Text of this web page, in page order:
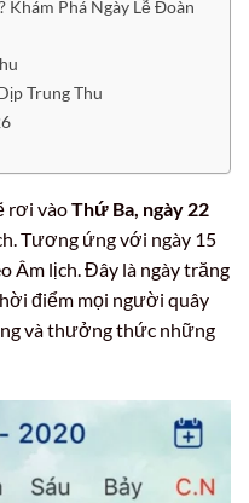
Khám Phá Ngày Lễ Đoàn
Trung Thu
rơi vàoThứ Ba, ngày 22
Tương ứng với ngày 15
Âm lịch. Đây là ngày trăng
điểm mọi người quây
và thưởng thức những